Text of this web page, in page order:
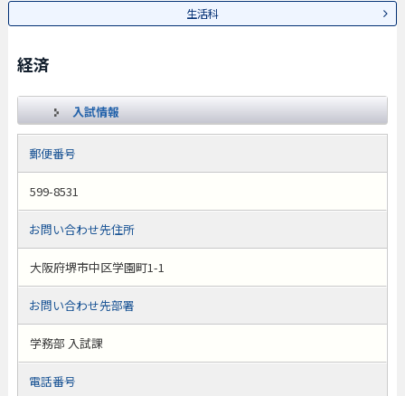
生活科
経済
入試情報
郵便番号
599-8531
お問い合わせ先住所
大阪府堺市中区学園町1-1
お問い合わせ先部署
学務部 入試課
電話番号